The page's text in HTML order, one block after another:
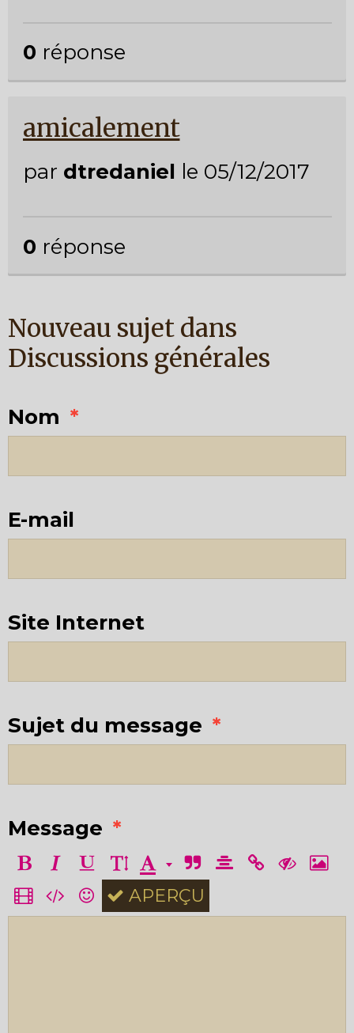
0 réponse
amicalement
par dtredaniel le 05/12/2017
0 réponse
Nouveau sujet dans
Discussions générales
Nom
E-mail
Site Internet
Sujet du message
Message
APERÇU